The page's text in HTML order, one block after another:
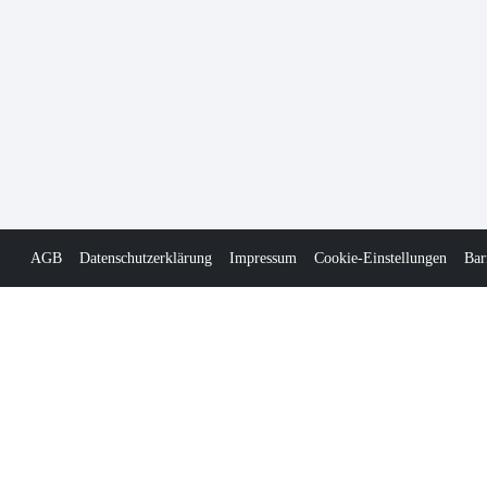
AGB Datenschutzerklärung Impressum Cookie-Einstellungen